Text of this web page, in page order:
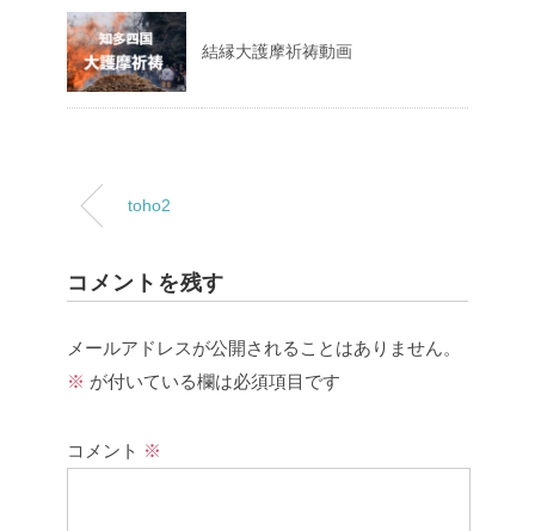
結縁大護摩祈祷動画
toho2
コメントを残す
メールアドレスが公開されることはありません。
※ が付いている欄は必須項目です
コメント ※